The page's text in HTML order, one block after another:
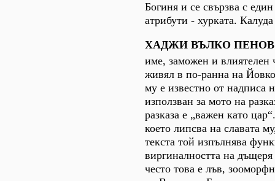
Богиня и се свързва с
атрибути - хурката.
ХАДЖИ ВЪЛКО ПЕНОВ
име, заможен и влиятелен
живял в по-ранна на
му е известно от надписа
използван за мото на
разказа е „важен като
което липсва на славата
текста той изпълнява
виргиналността на
често това е лъв,